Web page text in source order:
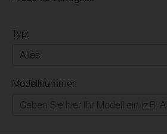
Typ:
Modellnummer: